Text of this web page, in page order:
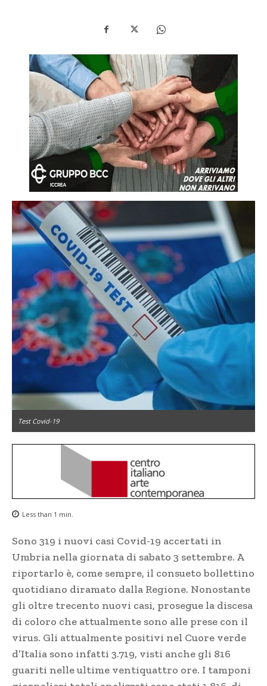
Test Covid-19
Less than 1 min.
Sono 319 i nuovi casi Covid-19 accertati in
Umbria nella giornata di sabato 3 settembre. A
riportarlo è, come sempre, il consueto bollettino
quotidiano diramato dalla Regione. Nonostante
gli oltre trecento nuovi casi, prosegue la discesa
di coloro che attualmente sono alle prese con il
virus. Gli attualmente positivi nel Cuore verde
d’Italia sono infatti 3.719, visti anche gli 816
guariti nelle ultime ventiquattro ore. I tamponi